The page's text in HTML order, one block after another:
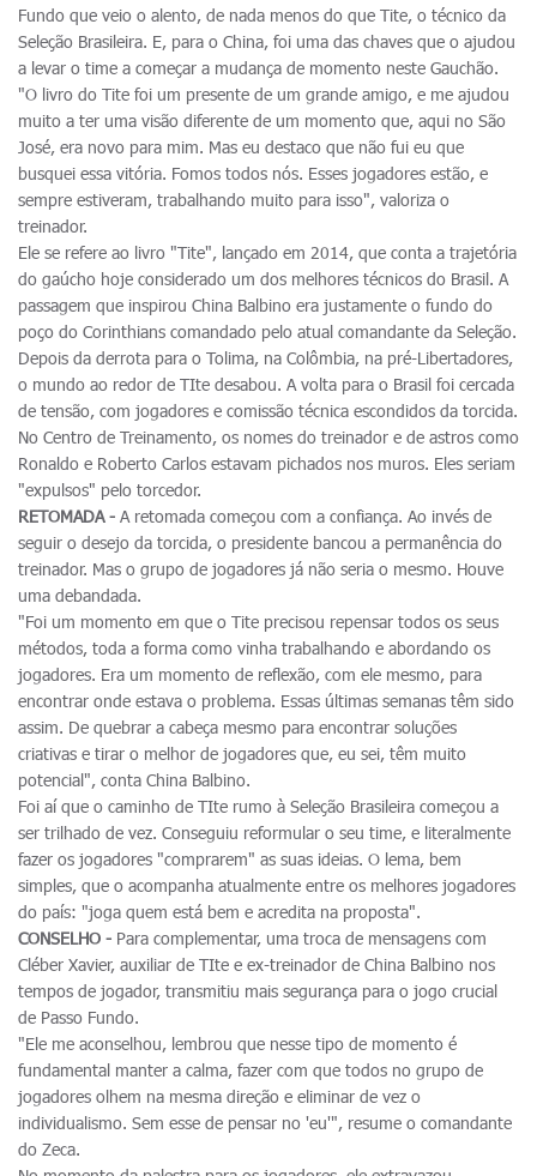
Fundo que veio o alento, de nada menos do que Tite, o técnico da
Seleção Brasileira. E, para o China, foi uma das chaves que o ajudou
a levar o time a começar a mudança de momento neste Gauchão.
"O livro do Tite foi um presente de um grande amigo, e me ajudou
muito a ter uma visão diferente de um momento que, aqui no São
José, era novo para mim. Mas eu destaco que não fui eu que
busquei essa vitória. Fomos todos nós. Esses jogadores estão, e
sempre estiveram, trabalhando muito para isso", valoriza o
treinador.
Ele se refere ao livro "Tite", lançado em 2014, que conta a trajetória
do gaúcho hoje considerado um dos melhores técnicos do Brasil. A
passagem que inspirou China Balbino era justamente o fundo do
poço do Corinthians comandado pelo atual comandante da Seleção.
Depois da derrota para o Tolima, na Colômbia, na pré-Libertadores,
o mundo ao redor de TIte desabou. A volta para o Brasil foi cercada
de tensão, com jogadores e comissão técnica escondidos da torcida.
No Centro de Treinamento, os nomes do treinador e de astros como
Ronaldo e Roberto Carlos estavam pichados nos muros. Eles seriam
"expulsos" pelo torcedor.
RETOMADA - A retomada começou com a confiança. Ao invés de
seguir o desejo da torcida, o presidente bancou a permanência do
treinador. Mas o grupo de jogadores já não seria o mesmo. Houve
uma debandada.
"Foi um momento em que o Tite precisou repensar todos os seus
métodos, toda a forma como vinha trabalhando e abordando os
jogadores. Era um momento de reflexão, com ele mesmo, para
encontrar onde estava o problema. Essas últimas semanas têm sido
assim. De quebrar a cabeça mesmo para encontrar soluções
criativas e tirar o melhor de jogadores que, eu sei, têm muito
potencial", conta China Balbino.
Foi aí que o caminho de TIte rumo à Seleção Brasileira começou a
ser trilhado de vez. Conseguiu reformular o seu time, e literalmente
fazer os jogadores "comprarem" as suas ideias. O lema, bem
simples, que o acompanha atualmente entre os melhores jogadores
do país: "joga quem está bem e acredita na proposta".
CONSELHO - Para complementar, uma troca de mensagens com
Cléber Xavier, auxiliar de TIte e ex-treinador de China Balbino nos
tempos de jogador, transmitiu mais segurança para o jogo crucial
de Passo Fundo.
"Ele me aconselhou, lembrou que nesse tipo de momento é
fundamental manter a calma, fazer com que todos no grupo de
jogadores olhem na mesma direção e eliminar de vez o
individualismo. Sem esse de pensar no 'eu'", resume o comandante
do Zeca.